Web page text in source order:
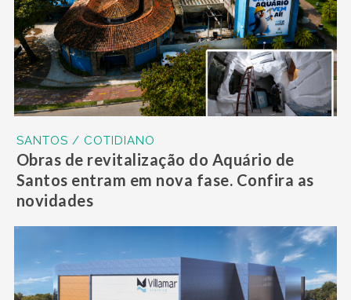
SANTOS / COTIDIANO
Obras de revitalização do Aquário de
Santos entram em nova fase. Confira as
novidades